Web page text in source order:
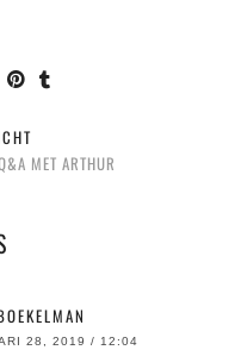
MET ARTHUR
28, 2019 / 12:04